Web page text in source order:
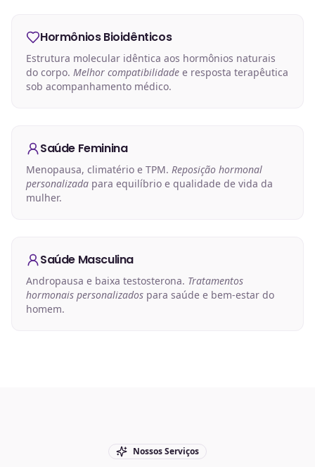
Hormônios Bioidênticos
Estrutura molecular idêntica aos hormônios naturais
do corpo. Melhor compatibilidade e resposta terapêutica
sob acompanhamento médico.
Saúde Feminina
Menopausa, climatério e TPM. Reposição hormonal
personalizada para equilíbrio e qualidade de vida da
mulher.
Saúde Masculina
Andropausa e baixa testosterona. Tratamentos
hormonais personalizados para saúde e bem-estar do
homem.
Nossos Serviços